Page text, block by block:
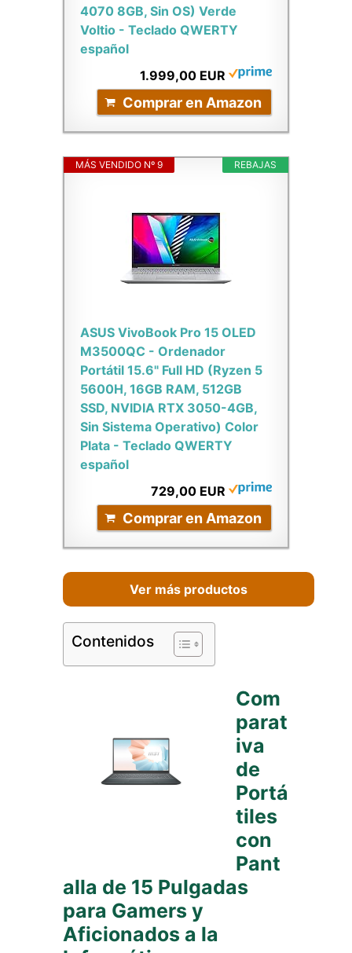
4070 8GB, Sin OS) Verde
Voltio - Teclado QWERTY
español
1.999,00 EUR
Comprar en Amazon
REBAJAS
MÁS VENDIDO Nº 9
ASUS VivoBook Pro 15 OLED
M3500QC - Ordenador
Portátil 15.6" Full HD (Ryzen 5
5600H, 16GB RAM, 512GB
SSD, NVIDIA RTX 3050-4GB,
Sin Sistema Operativo) Color
Plata - Teclado QWERTY
español
729,00 EUR
Comprar en Amazon
Ver más productos
Contenidos
Com
parat
iva
de
Portá
tiles
con
Pant
alla de 15 Pulgadas
para Gamers y
Aficionados a la